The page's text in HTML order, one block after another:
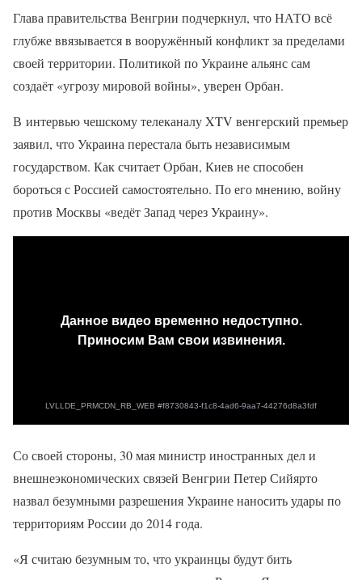
Глава правительства Венгрии подчеркнул, что НАТО всё
глубже ввязывается в вооружённый конфликт за пределами
своей территории. Политикой по Украине альянс сам
создаёт «угрозу мировой войны», уверен Орбан.
В интервью чешскому телеканалу XTV венгерский премьер
заявил, что Украина перестала быть независимым
государством. Как считает Орбан, Киев не способен
бороться с Россией самостоятельно. По его мнению, войну
против Москвы «ведёт Запад через Украину».
Со своей стороны, 30 мая министр иностранных дел и
внешнеэкономических связей Венгрии Петер Сийярто
назвал безумными разрешения Украине наносить удары по
территориям России до 2014 года.
«Я считаю безумным то, что украинцы будут бить